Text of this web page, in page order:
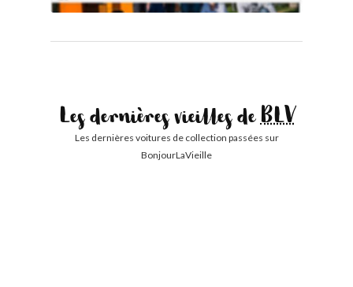
Les dernières vieilles deBLV
Les dernières voitures de collection passées sur
BonjourLaVieille